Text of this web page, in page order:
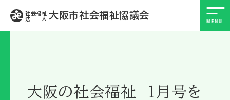
社会福祉
法 人
大阪市社会福祉協議会
大阪の社会福祉 １月号を